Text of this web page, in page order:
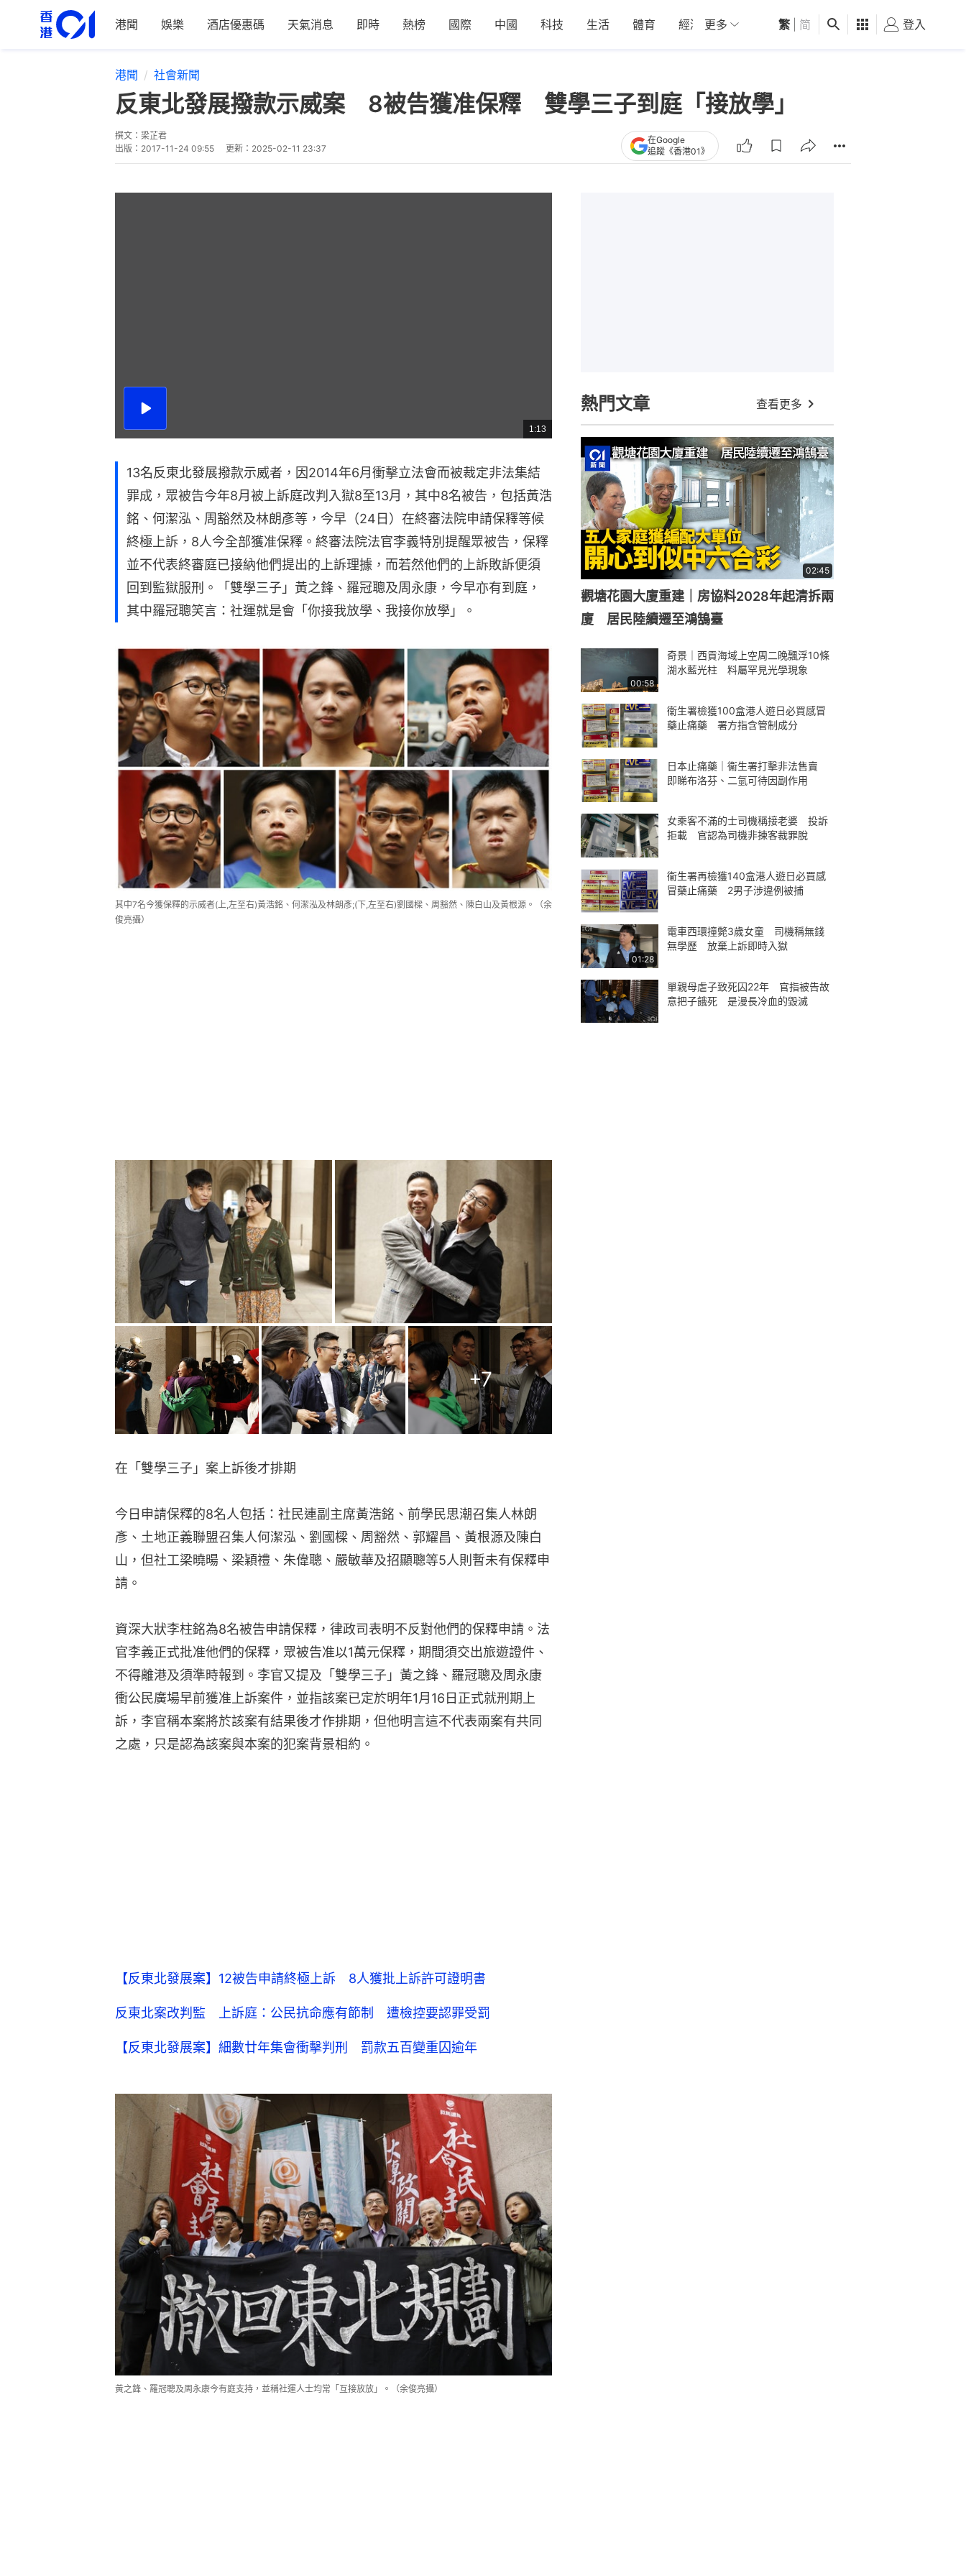
港聞 娛樂 酒店優惠碼 天氣消息 即時 熱榜 國際 中國 科技 生活 體育 經濟 01深圳 觀點 健康 好食玩飛
更多 繁 简 登入
港聞 社會新聞
反東北發展撥款示威案 8被告獲准保釋 雙學三子到庭「接放學」
撰文： 梁芷君
出版： 2017-11-24 09:55 更新： 2025-02-11 23:37
在Google
追蹤《香港01》
播
總
共
1:13
13名反東北發展撥款示威者，因2014年6月衝擊立法會而被裁定非法集結
罪成，眾被告今年8月被上訴庭改判入獄8至13月，其中8名被告，包括黃浩
銘、何潔泓、周豁然及林朗彥等，今早（24日）在終審法院申請保釋等候
終極上訴，8人今全部獲准保釋。終審法院法官李義特別提醒眾被告，保釋
並不代表終審庭已接納他們提出的上訴理據，而若然他們的上訴敗訴便須
回到監獄服刑。「雙學三子」黃之鋒、羅冠聰及周永康，今早亦有到庭，
其中羅冠聰笑言：社運就是會「你接我放學、我接你放學」。
其中7名今獲保釋的示威者(上,左至右)黃浩銘、何潔泓及林朗彥;(下,左至右)劉國樑、周豁然、陳白山及黃根源。（余
俊亮攝）
+7
在「雙學三子」案上訴後才排期
今日申請保釋的8名人包括：社民連副主席黃浩銘、前學民思潮召集人林朗
彥、土地正義聯盟召集人何潔泓、劉國樑、周豁然、郭耀昌、黃根源及陳白
山，但社工梁曉暘、梁穎禮、朱偉聰、嚴敏華及招顯聰等5人則暫未有保釋申
請。
資深大狀李柱銘為8名被告申請保釋，律政司表明不反對他們的保釋申請。法
官李義正式批准他們的保釋，眾被告准以1萬元保釋，期間須交出旅遊證件、
不得離港及須準時報到。李官又提及「雙學三子」黃之鋒、羅冠聰及周永康
衝公民廣場早前獲准上訴案件，並指該案已定於明年1月16日正式就刑期上
訴，李官稱本案將於該案有結果後才作排期，但他明言這不代表兩案有共同
之處，只是認為該案與本案的犯案背景相約。
【反東北發展案】12被告申請終極上訴 8人獲批上訴許可證明書
反東北案改判監 上訴庭：公民抗命應有節制 遭檢控要認罪受罰
【反東北發展案】細數廿年集會衝擊判刑 罰款五百變重囚逾年
黃之鋒、羅冠聰及周永康今有庭支持，並稱社運人士均常「互接放放」。（余俊亮攝）
熱門文章 查看更多
02:45
觀塘花園大廈重建｜房協料2028年起清拆兩
廈 居民陸續遷至鴻鵠臺
00:58
奇景｜西貢海域上空周二晚飄浮10條
湖水藍光柱 料屬罕見光學現象
衞生署檢獲100盒港人遊日必買感冒
藥止痛藥 署方指含管制成分
日本止痛藥｜衞生署打擊非法售賣
即睇布洛芬、二氫可待因副作用
女乘客不滿的士司機稱接老婆 投訴
拒載 官認為司機非揀客裁罪脫
衞生署再檢獲140盒港人遊日必買感
冒藥止痛藥 2男子涉違例被捕
01:28
電車西環撞斃3歲女童 司機稱無錢
無學歷 放棄上訴即時入獄
單親母虐子致死囚22年 官指被告故
意把子餓死 是漫長冷血的毀滅